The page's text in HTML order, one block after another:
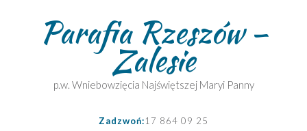
Parafia Rzeszów –
Zalesie
p.w. Wniebowzięcia Najświętszej Maryi Panny
Zadzwoń:17 864 09 25